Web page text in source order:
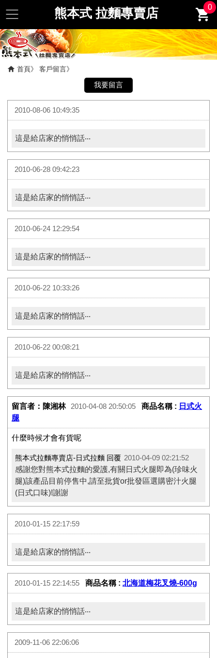
熊本式 拉麵專賣店 0
首頁 客戶留言
2010-08-06 10:49:35
這是給店家的悄悄話‧‧‧
2010-06-28 09:42:23
這是給店家的悄悄話‧‧‧
2010-06-24 12:29:54
這是給店家的悄悄話‧‧‧
2010-06-22 10:33:26
這是給店家的悄悄話‧‧‧
2010-06-22 00:08:21
這是給店家的悄悄話‧‧‧
留言者：陳湘林 2010-04-08 20:50:05 商品名稱 : 日式火
腿
什麼時候才會有貨呢
熊本式拉麵專賣店-日式拉麵 回覆 2010-04-09 02:21:52
感謝您對熊本式拉麵的愛護,有關日式火腿即為(珍味火
腿)該產品目前停售中,請至批貨or批發區選購密汁火腿
(日式口味)!謝謝
2010-01-15 22:17:59
這是給店家的悄悄話‧‧‧
2010-01-15 22:14:55 商品名稱 : 北海道梅花叉燒-600g
這是給店家的悄悄話‧‧‧
2009-11-06 22:06:06